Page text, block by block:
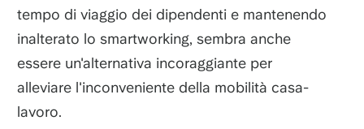
tempo di viaggio dei dipendenti e mantenendo
inalterato lo smartworking, sembra anche
essere un'alternativa incoraggiante per
alleviare l'inconveniente della mobilità casa-
lavoro.